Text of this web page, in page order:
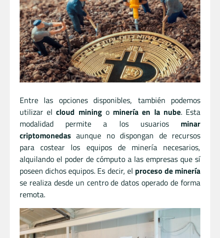
Entre las opciones disponibles, también podemos
utilizar elcloud miningo minería en la nube. Esta
modalidad permite a los usuarios minar
criptomonedas aunque no dispongan de recursos
para costear los equipos de minería necesarios,
alquilando el poder de cómputo a las empresas que sí
poseen dichos equipos. Es decir, el proceso de minería
se realiza desde un centro de datos operado de forma
remota.